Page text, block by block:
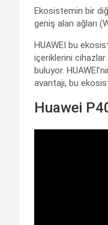
Ekosistemin bir
geniş alan ağları
HUAWEI bu
içeriklerini cihazlar
buluyor.
avantajı, bu
Huawei